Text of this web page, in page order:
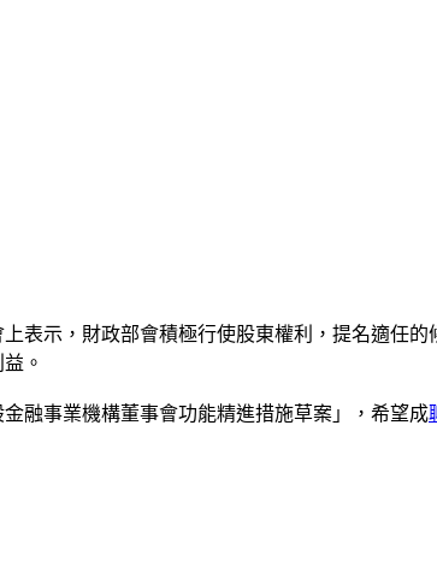
表示，財政部會積極行使股東權利，提名適任
。
融事業機構董事會功能精進措施草案」，希望成